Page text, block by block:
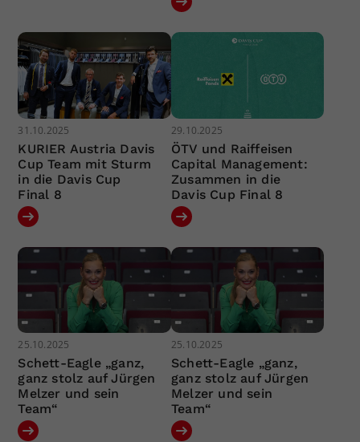
31.10.2025
KURIER Austria Davis
Cup Team mit Sturm
in die Davis Cup
Final 8
29.10.2025
ÖTV und Raiffeisen
Capital Management:
Zusammen in die
Davis Cup Final 8
25.10.2025
Schett-Eagle „ganz,
ganz stolz auf Jürgen
Melzer und sein
Team“
25.10.2025
Schett-Eagle „ganz,
ganz stolz auf Jürgen
Melzer und sein
Team“